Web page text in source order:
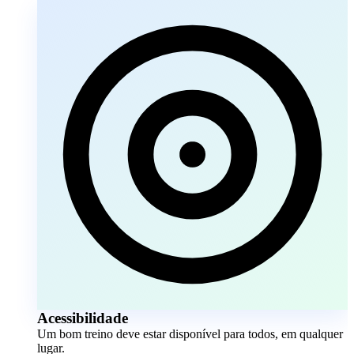
Acessibilidade
Um bom treino deve estar disponível para todos, em qualquer
lugar.